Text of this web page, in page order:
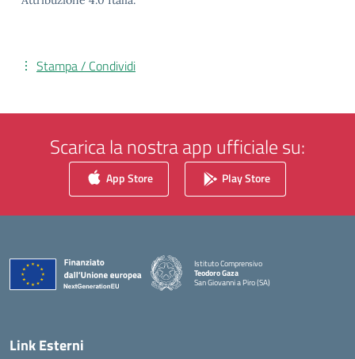
Stampa / Condividi
Scarica la nostra app ufficiale su:
App Store Play Store
Istituto Comprensivo
Teodoro Gaza
San Giovanni a Piro (SA)
Link Esterni